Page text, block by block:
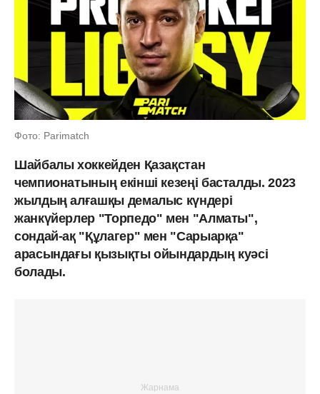
Фото: Parimatch
Шайбалы хоккейден Қазақстан
чемпионатының екінші кезеңі басталды. 2023
жылдың алғашқы демалыс күндері
жанкүйерлер "Торпедо" мен "Алматы",
сондай-ақ "Құлагер" мен "Сарыарқа"
арасындағы қызықты ойындардың куәсі
болады.